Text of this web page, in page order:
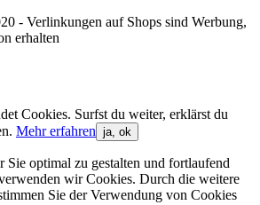
- Verlinkungen auf Shops sind Werbung,
erhalten
Cookies. Surfst du weiter, erklärst du
Mehr erfahren ja, ok
Sie optimal zu gestalten und fortlaufend
wir Cookies. Durch die weitere
Sie der Verwendung von Cookies